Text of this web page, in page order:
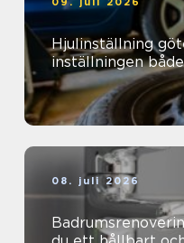
Hjulinställning göteborg
inställningen
08. juli 2026
Badrumsrenovering